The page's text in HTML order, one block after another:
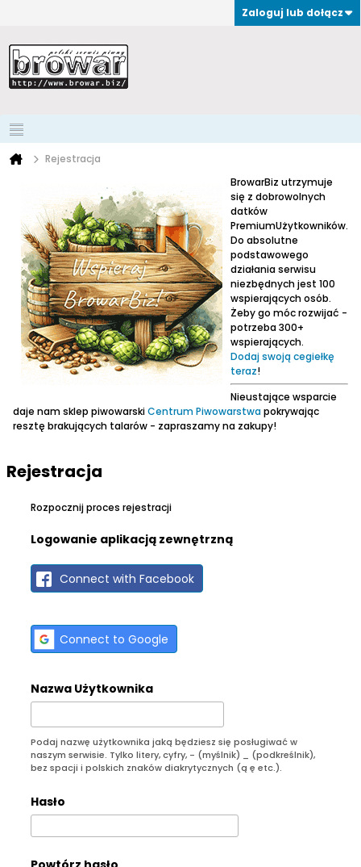
Zaloguj lub dołącz
Rejestracja
BrowarBiz utrzymuje
się z dobrowolnych
datków
PremiumUżytkowników.
Do absolutne
podstawowego
działania serwisu
niezbędnych jest 100
wspierających osób.
Żeby go móc rozwijać -
potrzeba 300+
wspierających.
Dodaj swoją cegiełkę
teraz!
Nieustające wsparcie
daje nam sklep piwowarskiCentrum Piwowarstwapokrywając
resztę brakujących talarów - zapraszamy na zakupy!
Rejestracja
Rozpocznij proces rejestracji
Logowanie aplikacją zewnętrzną
Connect with Facebook
Connect to Google
Nazwa Użytkownika
Podaj nazwę użytkownika jaką będziesz się posługiwać w
naszym serwisie. Tylko litery, cyfry, - (myślnik) _ (podkreślnik),
bez spacji i polskich znaków diakrytycznych (ą ę etc.).
Hasło